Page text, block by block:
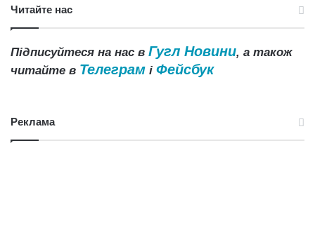
Читайте нас
Підписуйтеся на нас в Гугл Новини, а також
читайте в Телеграм і Фейсбук
Реклама